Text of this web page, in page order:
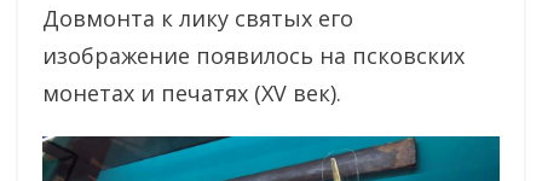
Довмонта к лику святых его
изображение появилось на псковских
монетах и печатях (XV век).